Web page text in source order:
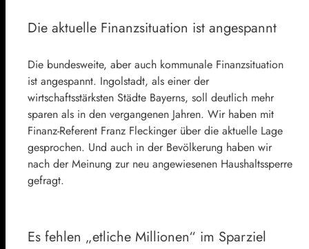
Die aktuelle Finanzsituation ist angespannt
Die bundesweite, aber auch kommunale Finanzsituation
ist angespannt. Ingolstadt, als einer der
wirtschaftsstärksten Städte Bayerns, soll deutlich mehr
sparen als in den vergangenen Jahren. Wir haben mit
Finanz-Referent Franz Fleckinger über die aktuelle Lage
gesprochen. Und auch in der Bevölkerung haben wir
nach der Meinung zur neu angewiesenen Haushaltssperre
gefragt.
Es fehlen „etliche Millionen“ im Sparziel